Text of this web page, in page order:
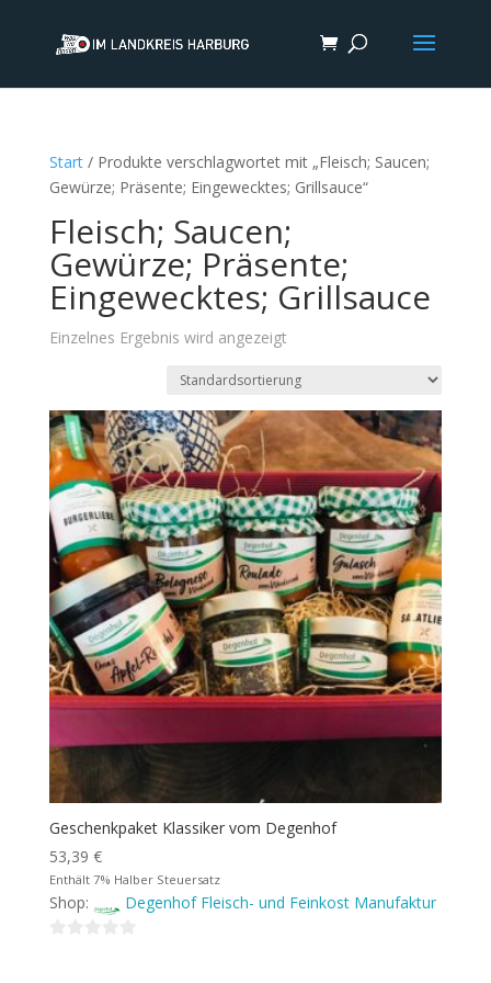
Start/ Produkte verschlagwortet mit „Fleisch; Saucen;
Gewürze; Präsente; Eingewecktes; Grillsauce“
Fleisch; Saucen;
Gewürze; Präsente;
Eingewecktes; Grillsauce
Einzelnes Ergebnis wird angezeigt
Geschenkpaket Klassiker vom Degenhof
53,39 €
Enthält 7% Halber Steuersatz
Shop: Degenhof Fleisch- und Feinkost Manufaktur